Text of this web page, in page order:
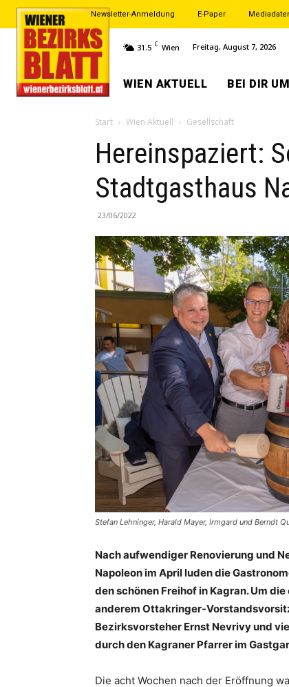
Newsletter-Anmeldung E-Paper
31.5 C Wien Freitag, August 7, 2026
WIEN AKTUELL BEI DIR
Start Wien Aktuell Gesellschaft
Hereinspaziert:
Stadtgasthaus
23/06/2022
Stefan Lehninger, Harald Mayer, Irmgard und Berndt
Nach aufwendiger Renovierung und
Napoleon im April luden die
den schönen Freihof in Kagran. Um
anderem Ottakringer-
Bezirksvorsteher Ernst Nevrivy und
durch den Kagraner Pfarrer im
Die acht Wochen nach der Eröffnung